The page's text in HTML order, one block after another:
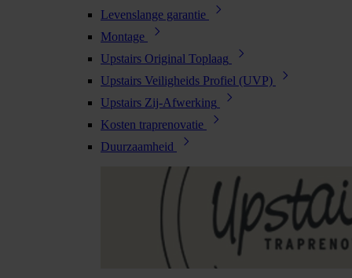
Levenslange garantie
Montage
Upstairs Original Toplaag
Upstairs Veiligheids Profiel (UVP)
Upstairs Zij-Afwerking
Kosten traprenovatie
Duurzaamheid